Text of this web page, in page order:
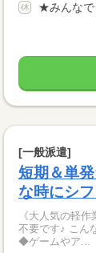
★みんなで
[一般派遣]
短期＆単
な時にシ
《大人気の軽作業ワーク！》 難しい
不要です♪ こんなお仕事紹介できます◎ ◆ハガキや郵便物の仕分け
◆ゲームやア...